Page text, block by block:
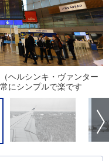
ヘルシンキ・ヴァンター
にシンプルで楽です